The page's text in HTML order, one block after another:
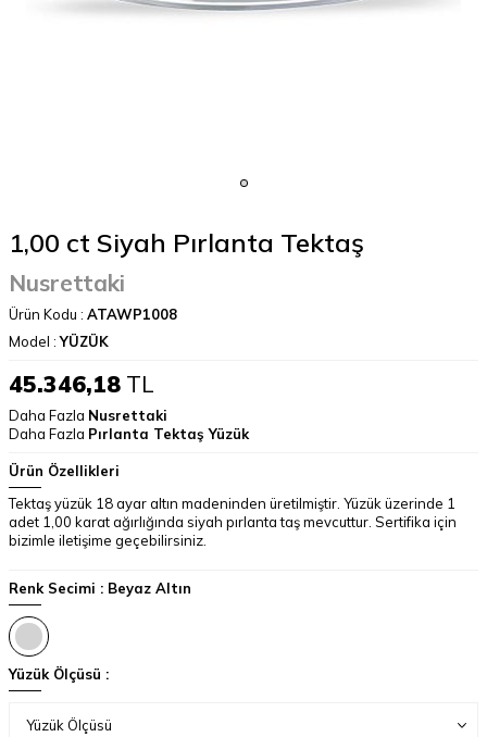
1,00 ct Siyah Pırlanta Tektaş
Nusrettaki
Ürün Kodu : ATAWP1008
Model :YÜZÜK
45.346,18 TL
Daha Fazla Nusrettaki
Daha Fazla Pırlanta Tektaş Yüzük
Ürün Özellikleri
Tektaş yüzük 18 ayar altın madeninden üretilmiştir. Yüzük üzerinde 1
adet 1,00 karat ağırlığında siyah pırlanta taş mevcuttur. Sertifika için
bizimle iletişime geçebilirsiniz.
Renk Secimi : Beyaz Altın
Yüzük Ölçüsü :